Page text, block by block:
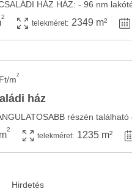
2
telekméret: 2349 m²
m2
ház
2
telekméret: 1235 m²